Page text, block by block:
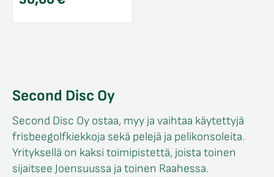
Second Disc Oy
Second Disc Oy ostaa, myy ja vaihtaa käytettyjä
frisbeegolfkiekkoja sekä pelejä ja pelikonsoleita.
Yrityksellä on kaksi toimipistettä, joista toinen
sijaitsee Joensuussa ja toinen Raahessa.